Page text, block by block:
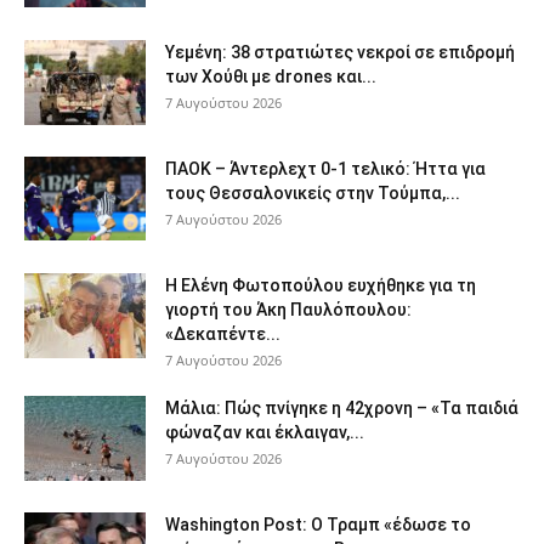
Υεμένη: 38 στρατιώτες νεκροί σε επιδρομή
των Χούθι με drones και...
7 Αυγούστου 2026
ΠΑΟΚ – Άντερλεχτ 0-1 τελικό: Ήττα για
τους Θεσσαλονικείς στην Τούμπα,...
7 Αυγούστου 2026
Η Ελένη Φωτοπούλου ευχήθηκε για τη
γιορτή του Άκη Παυλόπουλου:
«Δεκαπέντε...
7 Αυγούστου 2026
Μάλια: Πώς πνίγηκε η 42χρονη – «Τα παιδιά
φώναζαν και έκλαιγαν,...
7 Αυγούστου 2026
Washington Post: Ο Τραμπ «έδωσε το